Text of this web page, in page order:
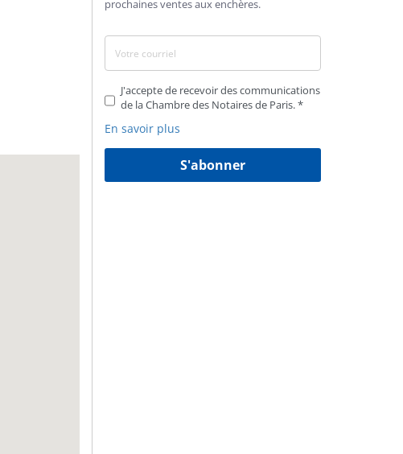
prochaines ventes aux enchères.
J'accepte de recevoir des communications
de la Chambre des Notaires de Paris.
En savoir plus
S'abonner